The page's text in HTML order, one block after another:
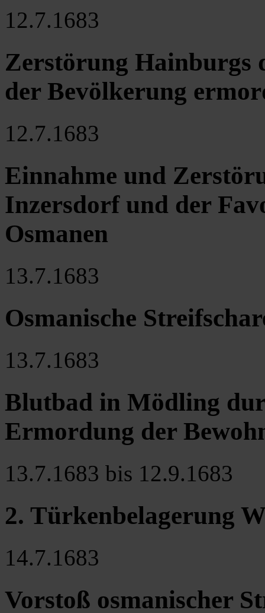
12.7.1683
Zerstörung Hainburgs
der Bevölkerung
12.7.1683
Einnahme und
Inzersdorf und der
Osmanen
13.7.1683
Osmanische
13.7.1683
Blutbad in Mödling
Ermordung der
13.7.1683 bis 12.9.1683
2. Türkenbelagerung
14.7.1683
Vorstoß osmanischer